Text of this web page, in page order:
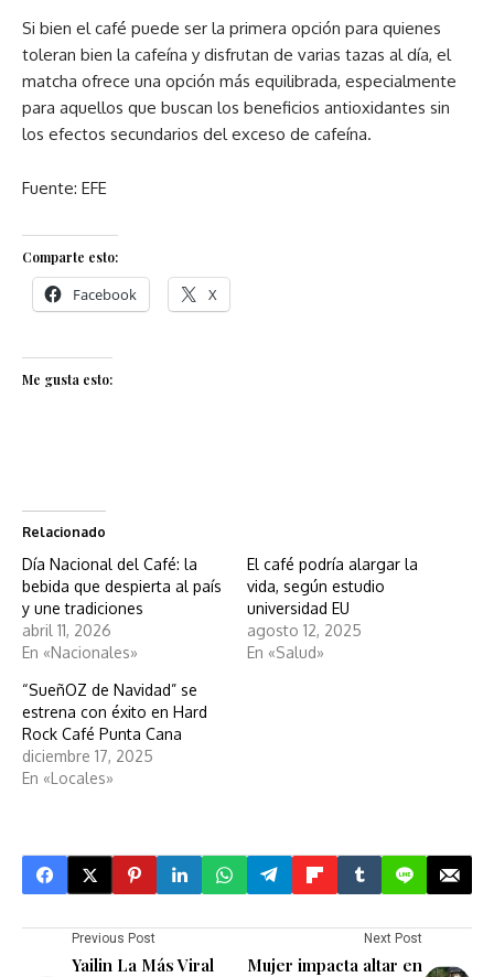
Si bien el café puede ser la primera opción para quienes
toleran bien la cafeína y disfrutan de varias tazas al día, el
matcha ofrece una opción más equilibrada, especialmente
para aquellos que buscan los beneficios antioxidantes sin
los efectos secundarios del exceso de cafeína.
Fuente: EFE
Comparte esto:
Facebook X
Me gusta esto:
Relacionado
Día Nacional del Café: la
bebida que despierta al país
y une tradiciones
abril 11, 2026
En «Nacionales»
El café podría alargar la
vida, según estudio
universidad EU
agosto 12, 2025
En «Salud»
“SueñOZ de Navidad” se
estrena con éxito en Hard
Rock Café Punta Cana
diciembre 17, 2025
En «Locales»
Previous Post
Yailin La Más Viral
Next Post
Mujer impacta altar en